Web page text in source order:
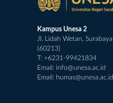
Kampus Unesa 2
Jl. Lidah Wetan, Surabaya
(60213)
T: +6231-99421834
Email: info@unesa.ac.id
Email: humas@unesa.ac.id